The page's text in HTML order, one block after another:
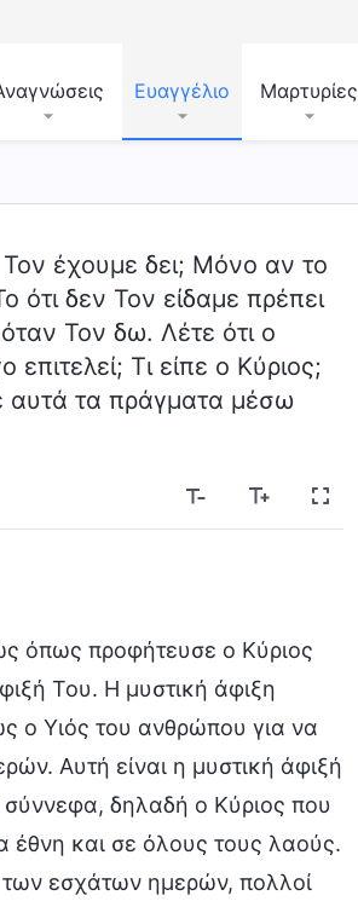
Ευαγγέλιο Μαρτυρίες
Τον έχουμε δει; Μόνο αν το
ότι δεν Τον είδαμε πρέπει
Τον δω. Λέτε ότι ο
Τι είπε ο Κύριος;
αυτά τα πράγματα μέσω
όπως προφήτευσε ο Κύριος
Του. Η μυστική άφιξη
ο Υιός του ανθρώπου για να
Αυτή είναι η μυστική άφιξή
δηλαδή ο Κύριος που
έθνη και σε όλους τους λαούς.
εσχάτων ημερών, πολλοί